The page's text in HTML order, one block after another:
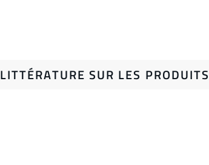
LITTÉRATURE SUR LES PRODUITS